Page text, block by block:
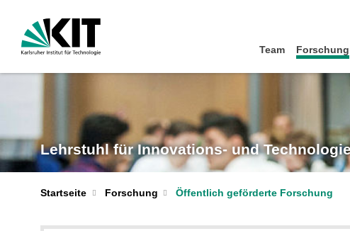
Team Forschung
Lehrstuhl für Innovations- und
Startseite Forschung Öffentlich geförderte Forschung